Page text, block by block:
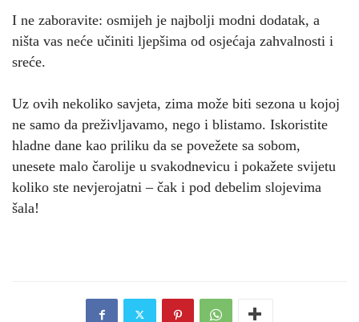
I ne zaboravite: osmijeh je najbolji modni dodatak, a
ništa vas neće učiniti ljepšima od osjećaja zahvalnosti i
sreće.
Uz ovih nekoliko savjeta, zima može biti sezona u kojoj
ne samo da preživljavamo, nego i blistamo. Iskoristite
hladne dane kao priliku da se povežete sa sobom,
unesete malo čarolije u svakodnevicu i pokažete svijetu
koliko ste nevjerojatni – čak i pod debelim slojevima
šala!